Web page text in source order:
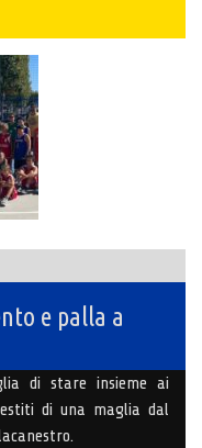
e palla a
di stare insieme ai
di una maglia dal